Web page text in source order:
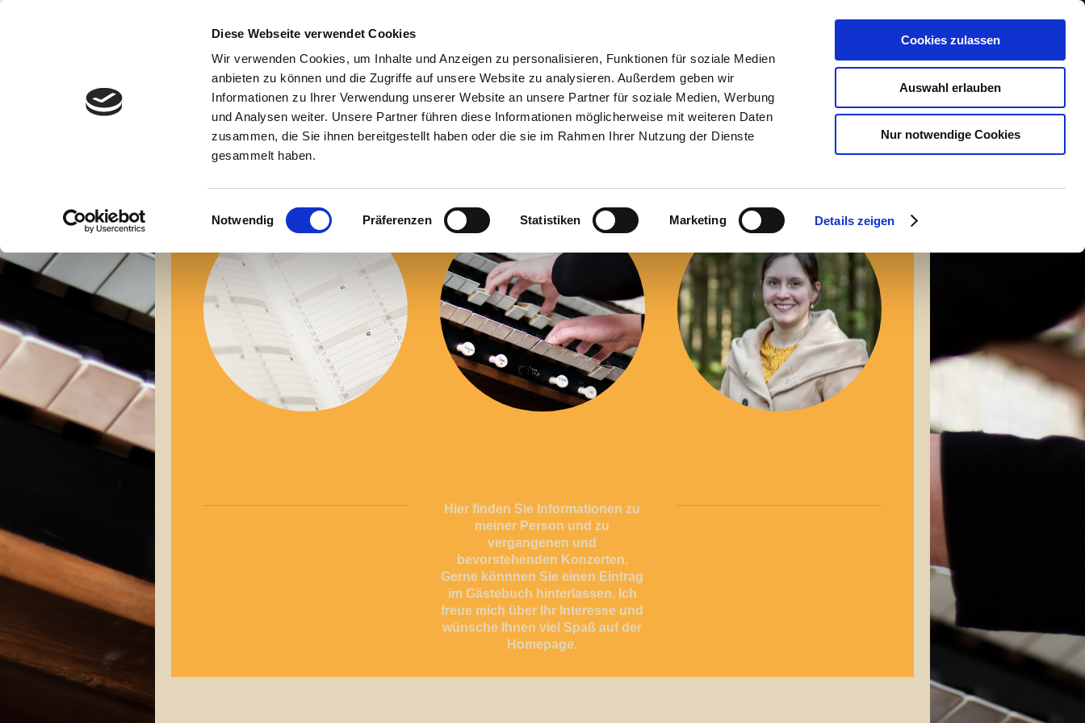
Diese Webseite verwendet Cookies
Wir verwenden Cookies, um Inhalte und Anzeigen zu personalisieren, Funktionen für soziale Medien
anbieten zu können und die Zugriffe auf unsere Website zu analysieren. Außerdem geben wir
Informationen zu Ihrer Verwendung unserer Website an unsere Partner für soziale Medien, Werbung
und Analysen weiter. Unsere Partner führen diese Informationen möglicherweise mit weiteren Daten
zusammen, die Sie ihnen bereitgestellt haben oder die sie im Rahmen Ihrer Nutzung der Dienste
gesammelt haben.
Einwilligungsauswahl
Notwendig Präferenzen Statistiken Marketing Details zeigen
Cookies zulassen
Auswahl erlauben
Nur notwendige Cookies
Organistin
Dirigentin
Kirchenmusikerin
Lisa Hummel - Organistin
Herzlich
willkommen!
Hier finden Sie Informationen zu
meiner Person und zu
vergangenen und
bevorstehenden Konzerten.
Gerne könnnen Sie einen Eintrag
im Gästebuch hinterlassen. Ich
freue mich über Ihr Interesse und
wünsche Ihnen viel Spaß auf der
Homepage.